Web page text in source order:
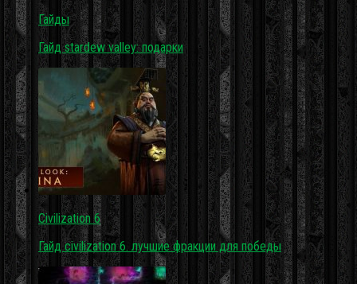
Гайды
Гайд stardew valley: подарки
Civilization 6
Гайд civilization 6. лучшие фракции для победы